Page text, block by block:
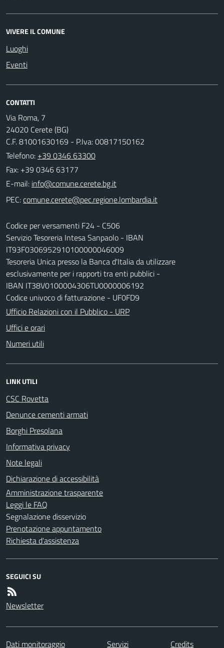
VIVERE IL COMUNE
Luoghi
Eventi
CONTATTI
Via Roma, 7
24020 Cerete (BG)
C.F. 81001630169 - P.Iva: 00817150162
Telefono: +39 0346 63300
Fax: +39 0346 63177
E-mail:
PEC:
Codice per versamenti F24 - C506
Servizio Tesoreria Intesa Sanpaolo - IBAN
IT93F0306952910100000046009
Tesoreria Unica presso la Banca d'Italia da utilizzare
esclusivamente per i rapporti tra enti pubblici -
IBAN IT38V0100004306TU0000006192
Codice univoco di fatturazione - UF0FD9
Ufficio Relazioni con il Pubblico - URP
Uffici e orari
Numeri utili
LINK UTILI
CSC Rovetta
Denunce cementi armati
Borghi Presolana
Informativa privacy
Note legali
Dichiarazione di accessibilità
Amministrazione trasparente
Leggi le FAQ
Segnalazione disservizio
Prenotazione appuntamento
Richiesta d'assistenza
SEGUICI SU
Newsletter
Dati monitoraggio Servizi Credits